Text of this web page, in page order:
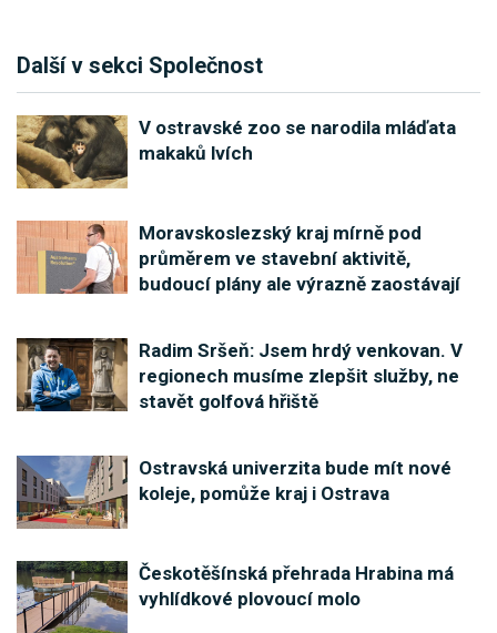
Další v sekci Společnost
V ostravské zoo se narodila mláďata
makaků lvích
Moravskoslezský kraj mírně pod
průměrem ve stavební aktivitě,
budoucí plány ale výrazně zaostávají
Radim Sršeň: Jsem hrdý venkovan. V
regionech musíme zlepšit služby, ne
stavět golfová hřiště
Ostravská univerzita bude mít nové
koleje, pomůže kraj i Ostrava
Českotěšínská přehrada Hrabina má
vyhlídkové plovoucí molo